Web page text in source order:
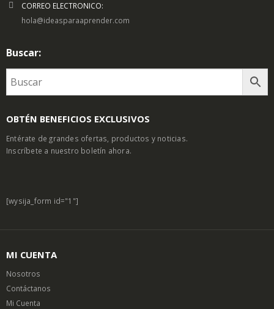
CORREO ELECTRONICO:
hola@ideasparaaprender.com
Buscar:
OBTÉN BENEFICIOS EXCLUSIVOS
Entérate de grandes ofertas, productos y noticias.
Inscríbete a nuestro boletín ahora.
[wysija_form id="1"]
MI CUENTA
Nosotros
Contáctanos
Mi Cuenta